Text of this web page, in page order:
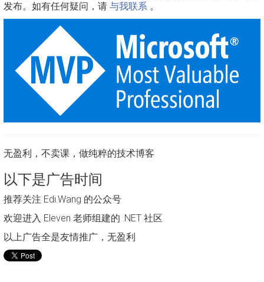
发布。如有任何疑问，请 与我联系 。
无盈利，不卖课，做纯粹的技术博客
以下是广告时间
推荐关注 Edi.Wang 的公众号
欢迎进入 Eleven 老师组建的 .NET 社区
以上广告全是友情推广，无盈利